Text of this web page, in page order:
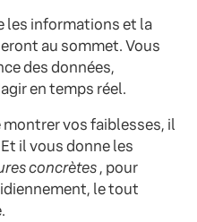
les informations et la
au sommet. Vous
des données,
en temps réel.
vos faiblesses, il
il vous donne les
concrètes, pour
le tout